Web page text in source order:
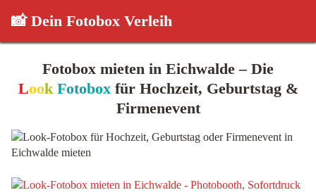
📸 Dein Fotobox Verleih
Fotobox mieten in Eichwalde – Die
Look Fotoboxfür Hochzeit, Geburtstag &
Firmenevent